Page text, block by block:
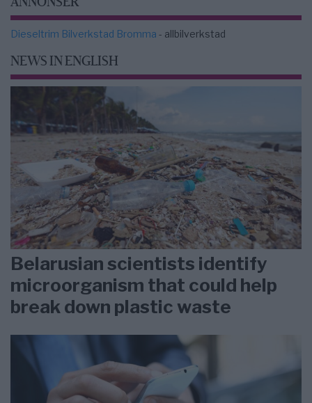
ANNONSER
Dieseltrim Bilverkstad Bromma - allbilverkstad
NEWS IN ENGLISH
Belarusian scientists identify
microorganism that could help
break down plastic waste